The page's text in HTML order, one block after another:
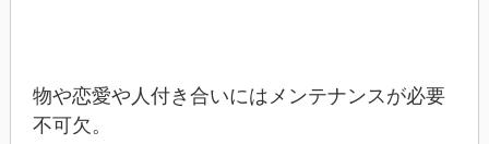
物や恋愛や人付き合いにはメンテナンスが必要
不可欠。